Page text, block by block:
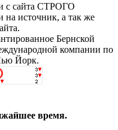
с сайта СТРОГО
источник, а так же
Бернской
компании по
Йорк.
время.